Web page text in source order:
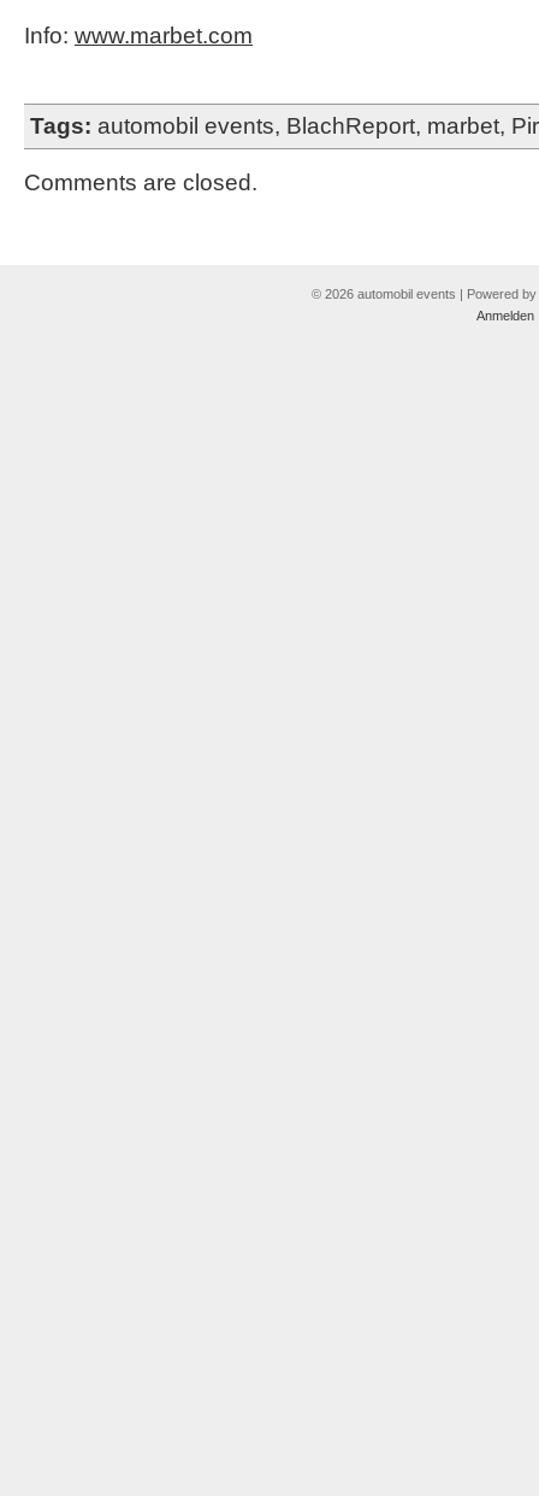
Info: www.marbet.com
Tags: automobil events, BlachReport, marbet,
Comments are closed.
© 2026 automobil events | Powered by
Anmelden|